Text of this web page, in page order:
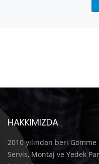
HAKKIMIZDA
2010 yılından beri
Servis, Montaj ve Yedek